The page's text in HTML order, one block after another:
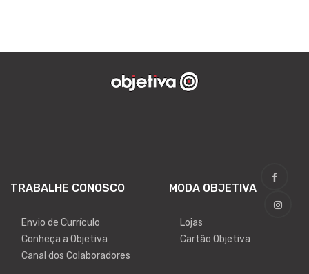
TRABALHE CONOSCO
Envio de Currículo
Conheça a Objetiva
Canal dos Colaboradores
MODA OBJETIVA
Lojas
Cartão Objetiva